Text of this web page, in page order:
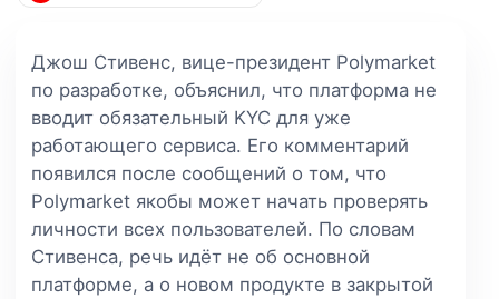
Джош Стивенс, вице-президент Polymarket
по разработке, объяснил, что платформа не
вводит обязательный KYC для уже
работающего сервиса. Его комментарий
появился после сообщений о том, что
Polymarket якобы может начать проверять
личности всех пользователей. По словам
Стивенса, речь идёт не об основной
платформе, а о новом продукте в закрытой